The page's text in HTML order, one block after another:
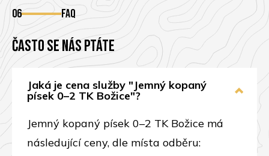
06 FAQ
Často se nás ptáte
Jaká je cena služby "Jemný kopaný
písek 0–2 TK Božice"?
Jemný kopaný písek 0–2 TK Božice má
následující ceny, dle místa odběru: